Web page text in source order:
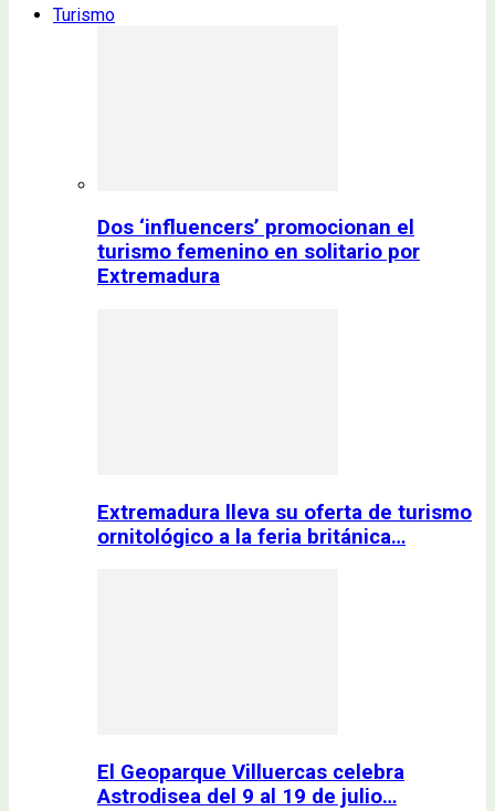
Turismo
Dos ‘influencers’ promocionan el
turismo femenino en solitario por
Extremadura
Extremadura lleva su oferta de turismo
ornitológico a la feria británica…
El Geoparque Villuercas celebra
Astrodisea del 9 al 19 de julio…